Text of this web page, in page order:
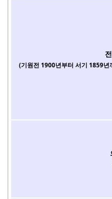
(기원전 1900년부터 서기 1859년